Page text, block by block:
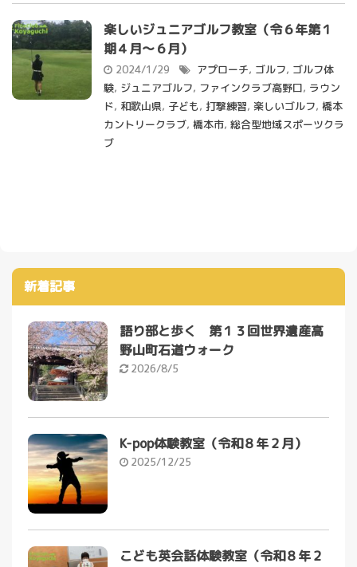
楽しいジュニアゴルフ教室（令６年第１
期４月～６月）
2024/1/29 アプローチ, ゴルフ, ゴルフ体
験, ジュニアゴルフ, ファインクラブ高野口, ラウン
ド, 和歌山県, 子ども, 打撃練習, 楽しいゴルフ, 橋本
カントリークラブ, 橋本市, 総合型地域スポーツクラ
ブ
新着記事
語り部と歩く 第１３回世界遺産高
野山町石道ウォーク
2026/8/5
K-pop体験教室（令和８年２月）
2025/12/25
こども英会話体験教室（令和８年２